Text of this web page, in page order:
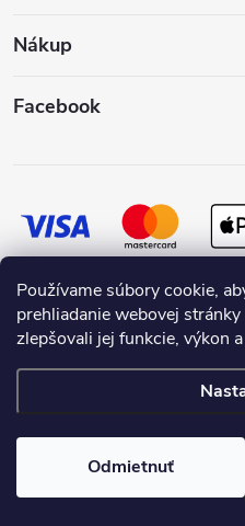
Používame súbory cookie,
prehliadanie webovej
zlepšovali jej funkcie, výkon
Odmietnuť
Nákup
Facebook